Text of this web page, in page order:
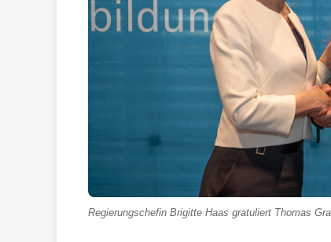
Regierungschefin Brigitte Haas gratuliert Thomas